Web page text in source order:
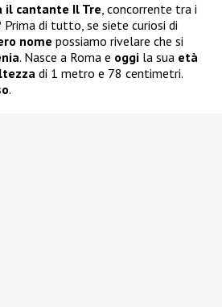
il cantante Il Tre, concorrente tra i
Prima di tutto, se siete curiosi di
nome possiamo rivelare che si
. Nasce a Roma e oggi la sua età
di 1 metro e 78 centimetri.
.